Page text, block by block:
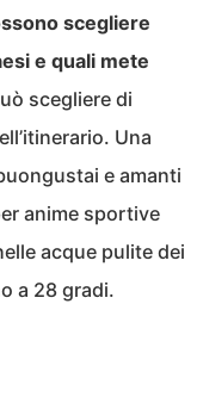
scegliere
e quali mete
scegliere di
Una
e amanti
anime sportive
acque pulite dei
a 28 gradi.